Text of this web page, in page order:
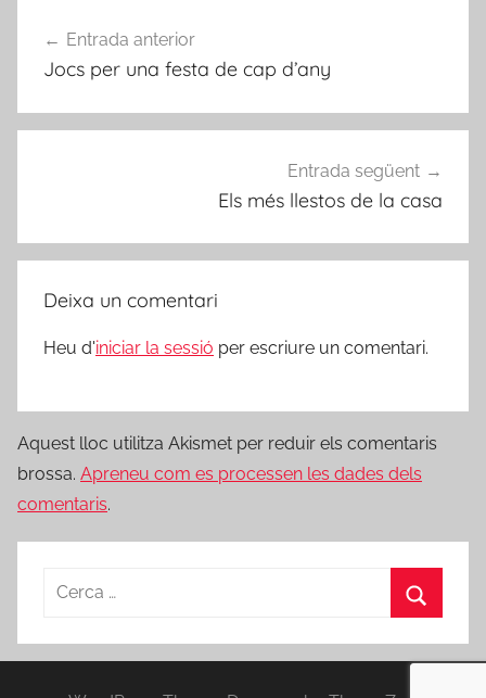
d'entrades
Entrada anterior
Jocs per una festa de cap d’any
Entrada següent
Els més llestos de la casa
Deixa un comentari
Heu d'iniciar la sessió per escriure un comentari.
Aquest lloc utilitza Akismet per reduir els comentaris
brossa. Apreneu com es processen les dades dels
comentaris.
Cerca: